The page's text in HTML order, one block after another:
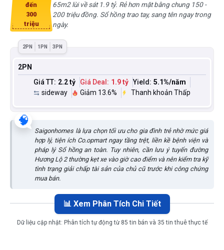
đến
300
triệu
65m2 lùi về sát 1.9 tỷ. Rẻ hơn mặt bằng chung 150 -
200 triệu đồng. Sổ hồng trao tay, sang tên ngay trong
ngày.
2PN 1PN 3PN
2PN
Giá TT: 2.2 tỷ Giá Deal: 1.9 tỷ Yield: 5.1%/năm
sideway
Giảm 13.6% Thanh khoản Thấp
🧠
Saigonhomes là lựa chọn tối ưu cho gia đình trẻ nhờ mức giá
hợp lý, tiện ích Co.opmart ngay tầng trệt, liền kề bệnh viện và
pháp lý Sổ hồng an toàn. Tuy nhiên, cần lưu ý tuyến đường
Hương Lộ 2 thường kẹt xe vào giờ cao điểm và nên kiểm tra kỹ
tình trạng giải chấp tài sản của chủ cũ trước khi công chứng
mua bán.
📊 Xem Phân Tích Chi Tiết
Dữ liệu cập nhật: Phân tích tự động từ 85 tin bán và 35 tin thuê thực tế